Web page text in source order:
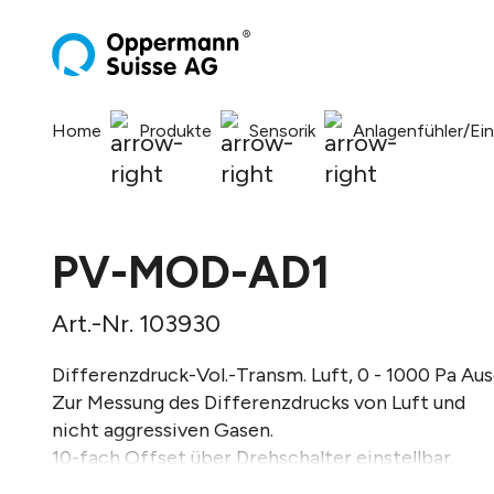
Home Produkte Sensorik Anlagenfühler/
PV-MOD-AD1
Art.-Nr. 103930
Differenzdruck-Vol.-Transm. Luft, 0 - 1000 Pa
Zur Messung des Differenzdrucks von Luft und
nicht aggressiven Gasen.
10-fach Offset über Drehschalter einstellbar.